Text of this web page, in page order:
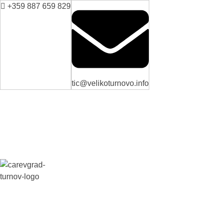
+359 887 659 829
tic@velikoturnovo.info